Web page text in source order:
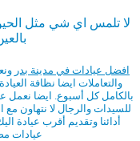
لا تلمس اي شي مثل
افضل عيادات في مدينة بدر
والتعاملات ايضا نظافة
بالكامل كل أسبوع. ايضا نعمل
للسيدات والرجال لا نتهاون
أدائنا وتقديم أقرب
عيادات